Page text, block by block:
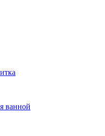
ванной